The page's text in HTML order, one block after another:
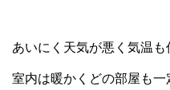
あいにく天気が悪く気温も
室内は暖かくどの部屋も